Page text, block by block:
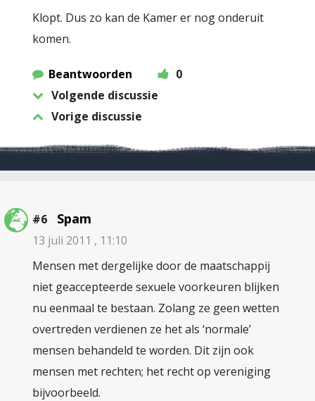
Klopt. Dus zo kan de Kamer er nog onderuit
komen.
Beantwoorden
0
Volgende discussie
Vorige discussie
#6 Spam
13 juli 2011 , 11:10
Mensen met dergelijke door de maatschappij
niet geaccepteerde sexuele voorkeuren blijken
nu eenmaal te bestaan. Zolang ze geen wetten
overtreden verdienen ze het als ‘normale’
mensen behandeld te worden. Dit zijn ook
mensen met rechten; het recht op vereniging
bijvoorbeeld.